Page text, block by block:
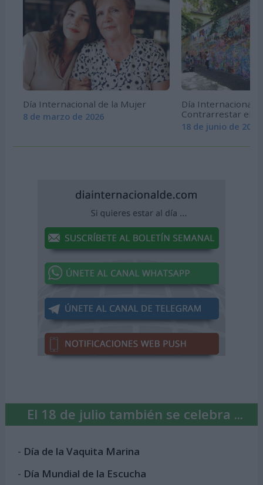
Día Internacional de la Mujer
8 de marzo de 2026
Día Internacional
Contrarrestar el
18 de junio de 2026
El 18 de julio también se celebra ...
- Día de la Vaquita Marina
- Día Mundial de la Escucha